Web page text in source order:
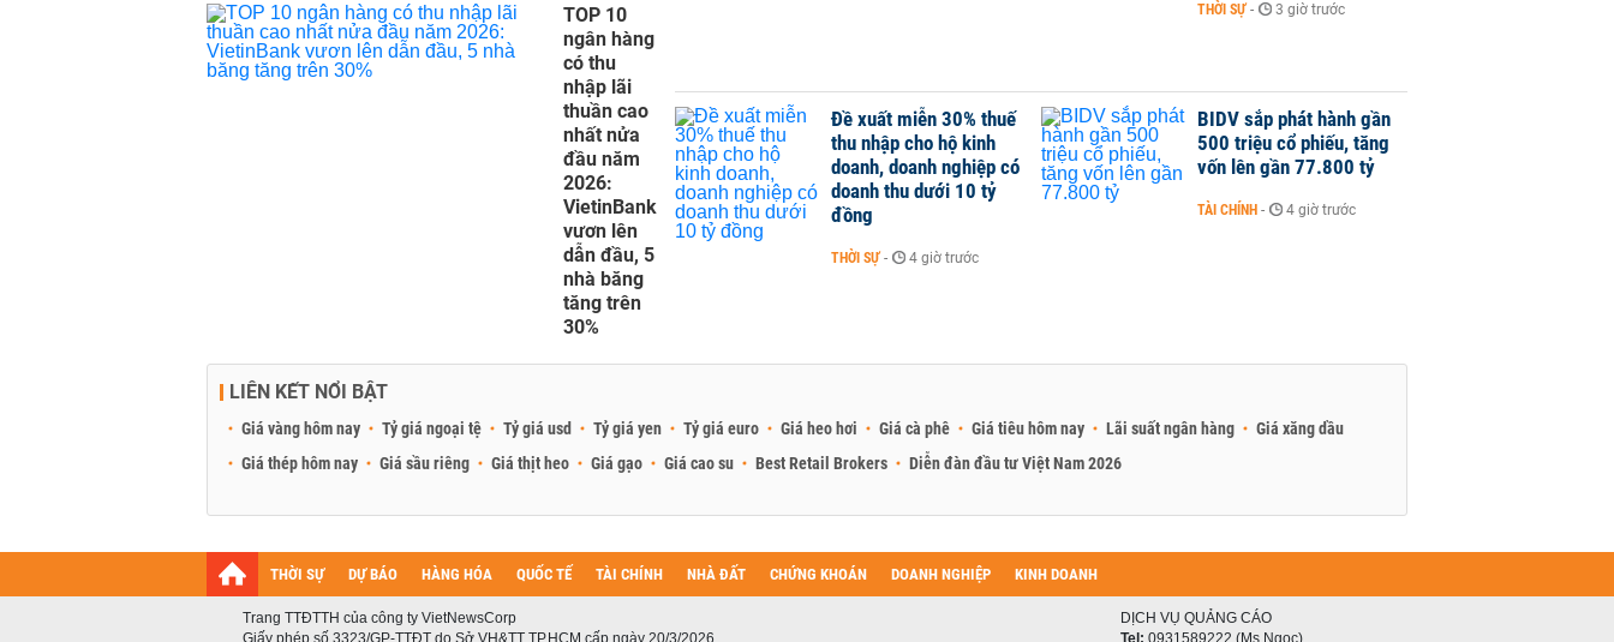
TOP 10
ngân hàng
có thu
nhập lãi
thuần cao
nhất nửa
đầu năm
2026:
VietinBank
vươn lên
dẫn đầu, 5
nhà băng
tăng trên
30%
THỜI SỰ - 3 giờ trước
Đề xuất miễn 30% thuế
thu nhập cho hộ kinh
doanh, doanh nghiệp có
doanh thu dưới 10 tỷ
đồng
THỜI SỰ - 4 giờ trước
BIDV sắp phát hành gần
500 triệu cổ phiếu, tăng
vốn lên gần 77.800 tỷ
TÀI CHÍNH - 4 giờ trước
LIÊN KẾT NỔI BẬT
Giá vàng hôm nay Tỷ giá ngoại tệ Tỷ giá usd Tỷ giá yen Tỷ giá euro Giá heo hơi Giá cà phê Giá tiêu hôm nay Lãi suất ngân hàng
Giá xăng dầu
Giá thép hôm nay
Giá sầu riêng Giá thịt heo Giá gạo Giá cao su Best Retail Brokers Diễn đàn đầu tư Việt Nam 2026
THỜI SỰ DỰ BÁO HÀNG HÓA QUỐC TẾ TÀI CHÍNH NHÀ ĐẤT CHỨNG KHOÁN DOANH NGHIỆP KINH DOANH
Trang TTĐTTH của công ty VietNewsCorp
Giấy phép số 3323/GP-TTĐT do Sở VH&TT TP.HCM cấp ngày 20/3/2026
DỊCH VỤ QUẢNG CÁO
Tel: 0931589222 (Ms Ngọc)